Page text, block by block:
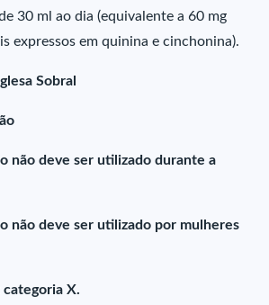
30 ml ao dia (equivalente a 60 mg
expressos em quinina e cinchonina).
Sobral
não deve ser utilizado durante a
não deve ser utilizado por mulheres
categoria X.